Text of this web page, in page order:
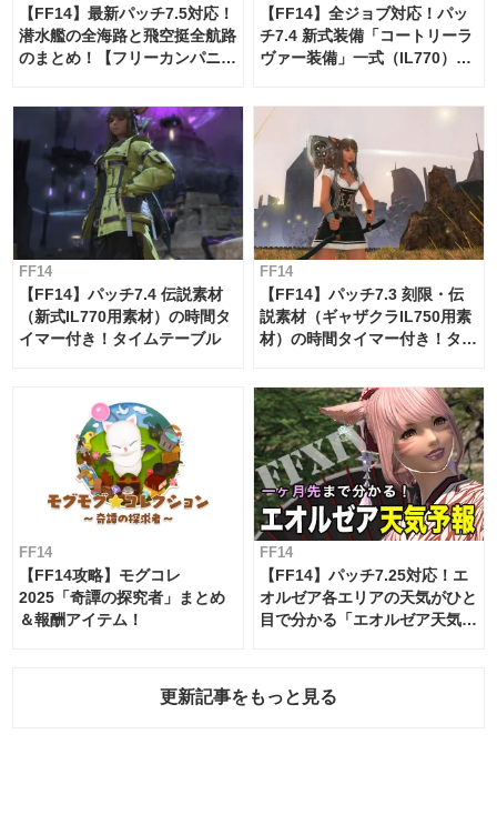
【FF14】最新パッチ7.5対応！
潜水艦の全海路と飛空挺全航路
のまとめ！【フリーカンパニ
【FF14】全ジョブ対応！パッ
チ7.4 新式装備「コートリーラ
ヴァー装備」一式（IL770）の
FF14
【FF14】パッチ7.4 伝説素材
（新式IL770用素材）の時間タ
イマー付き！タイムテーブル
FF14
【FF14】パッチ7.3 刻限・伝
説素材（ギャザクラIL750用素
材）の時間タイマー付き！タイ
FF14
【FF14攻略】モグコレ
2025「奇譚の探究者」まとめ
＆報酬アイテム！
FF14
【FF14】パッチ7.25対応！エ
オルゼア各エリアの天気がひと
目で分かる「エオルゼア天気予
更新記事をもっと見る